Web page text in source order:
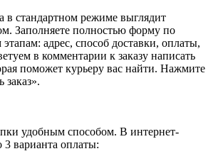
в стандартном режиме выглядит
Заполняете полностью форму по
адрес, способ доставки, оплаты,
в комментарии к заказу написать
поможет курьеру вас найти. Нажмите
удобным способом. В интернет-
3 варианта оплаты: